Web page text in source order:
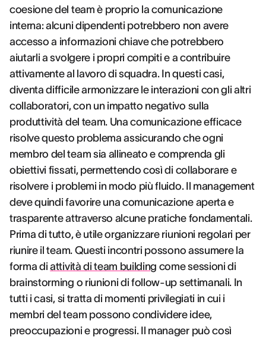
coesione del team è proprio la comunicazione
interna: alcuni dipendenti potrebbero non avere
accesso a informazioni chiave che potrebbero
aiutarli a svolgere i propri compiti e a contribuire
attivamente al lavoro di squadra. In questi casi,
diventa difficile armonizzare le interazioni con gli altri
collaboratori, con un impatto negativo sulla
produttività del team. Una comunicazione efficace
risolve questo problema assicurando che ogni
membro del team sia allineato e comprenda gli
obiettivi fissati, permettendo così di collaborare e
risolvere i problemi in modo più fluido. Il management
deve quindi favorire una comunicazione aperta e
trasparente attraverso alcune pratiche fondamentali.
Prima di tutto, è utile organizzare riunioni regolari per
riunire il team. Questi incontri possono assumere la
forma diattività di team building come sessioni di
brainstorming o riunioni di follow-up settimanali. In
tutti i casi, si tratta di momenti privilegiati in cui i
membri del team possono condividere idee,
preoccupazioni e progressi. Il manager può così